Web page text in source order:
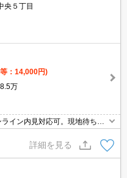
央５丁目
：14,000円)
8.5万
イン内見対応可。現地待ち合
ロック。エレベーターあり。
置。Wi-Fi無料。都市ガス使
詳細を見る